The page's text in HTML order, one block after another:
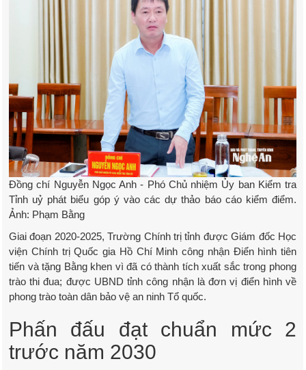
Đồng chí Nguyễn Ngọc Anh - Phó Chủ nhiệm Ủy ban Kiểm tra
Tỉnh uỷ phát biểu góp ý vào các dự thảo báo cáo kiểm điểm.
Ảnh: Phạm Bằng
Giai đoạn 2020-2025, Trường Chính trị tỉnh được Giám đốc Học
viện Chính trị Quốc gia Hồ Chí Minh công nhận Điển hình tiên
tiến và tặng Bằng khen vì đã có thành tích xuất sắc trong phong
trào thi đua; được UBND tỉnh công nhận là đơn vị điển hình về
phong trào toàn dân bảo vệ an ninh Tổ quốc.
Phấn đấu đạt chuẩn mức 2
trước năm 2030